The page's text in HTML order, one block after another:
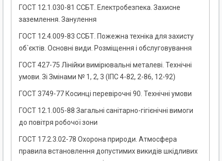
ГОСТ 12.1.030-81 ССБТ. Електробезпека. Захисне
заземлення. Занулення
ГОСТ 12.4.009-83 ССБТ. Пожежна техніка для захисту
об`єктів. Основні види. Розміщення і обслуговування
ГОСТ 427-75 Лінійки вимірювальні металеві. Технічні
умови. Зі Змінами № 1, 2, 3 (ІПС 4-82, 2-86, 12-92)
ГОСТ 3749-77 Косинці перевірочні 90. Технічні умови
ГОСТ 12.1.005-88 Загальні санітарно-гігієнічні вимоги
до повітря робочої зони
ГОСТ 17.2.3.02-78 Охорона природи. Атмосфера
правила встановлення допустимих викидів шкідливих